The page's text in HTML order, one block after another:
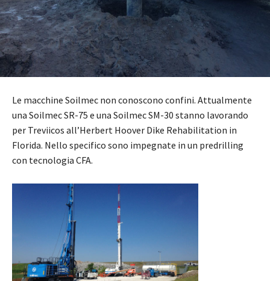
Le macchine Soilmec non conoscono confini. Attualmente
una Soilmec SR-75 e una Soilmec SM-30 stanno lavorando
per Treviicos all’Herbert Hoover Dike Rehabilitation in
Florida. Nello specifico sono impegnate in un predrilling
con tecnologia CFA.